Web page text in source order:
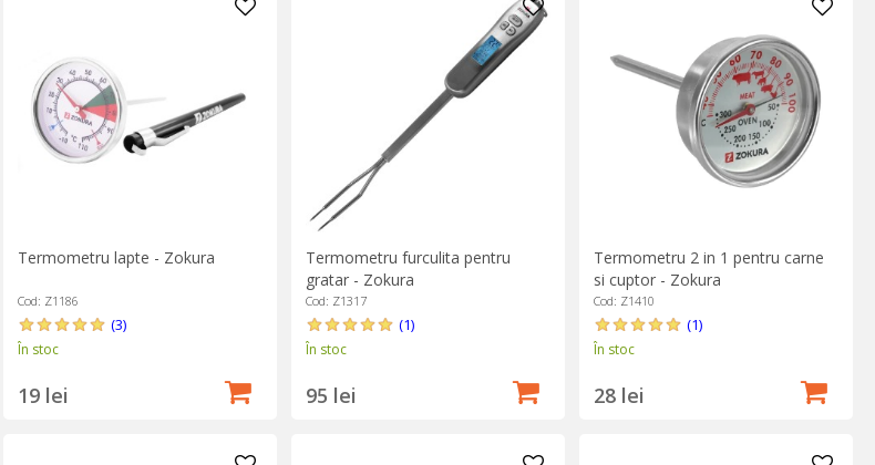
Termometru lapte - Zokura
Cod: Z1186
(3)
În stoc
19 lei
Termometru furculita pentru
gratar - Zokura
Cod: Z1317
(1)
În stoc
95 lei
Termometru 2 in 1 pentru carne
si cuptor - Zokura
Cod: Z1410
(1)
În stoc
28 lei